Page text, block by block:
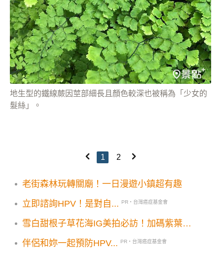
地生型的鐵線蕨因莖部細長且顏色較深也被稱為「少女的
髮絲」。
1 2
老街森林玩轉關廟！一日漫遊小鎮超有趣
立即諮詢HPV！是對自...
PR・台灣癌症基金會
雪白甜根子草花海IG美拍必訪！加碼紫葉狼
伴侶和妳一起預防HPV...
PR・台灣癌症基金會